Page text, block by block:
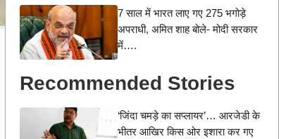
7 साल में भारत लाए गए 275 भगोड़े
अपराधी, अमित शाह बोले- मोदी सरकार
में….
Recommended Stories
‘जिंदा चमड़े का सप्लायर’… आरजेडी के
भीतर आखिर किस ओर इशारा कर गए